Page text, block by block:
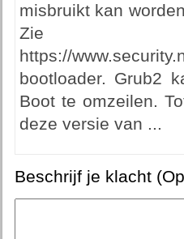
misbruikt kan
Zie
https://
bootloader. Grub2
Boot te omzeilen.
deze versie van ...
Beschrijf je klacht